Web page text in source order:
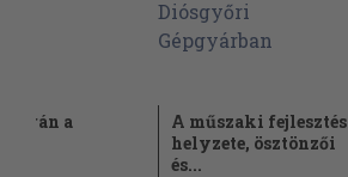
a
A műszaki fejlesztés
helyzete, ösztönzői
és...